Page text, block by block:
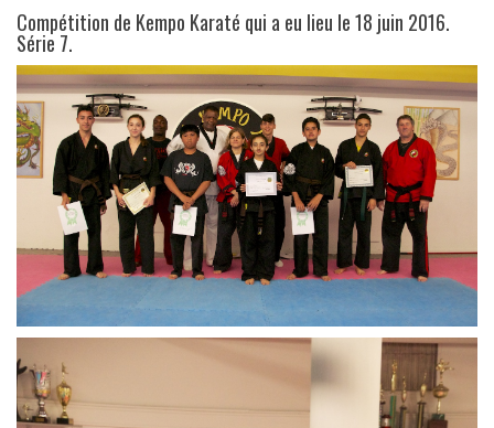
Compétition de Kempo Karaté qui a eu lieu le 18 juin 2016.
Série 7.